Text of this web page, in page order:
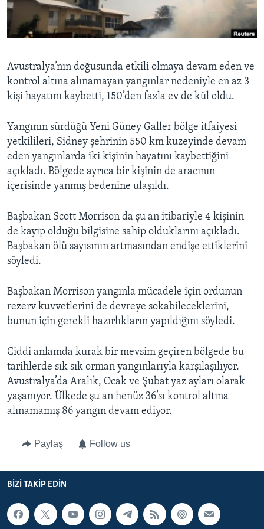
HAYATTAN
SANAT
BIZI TAKIP EDIN
Diller
Avustralya’nın doğusunda etkili olmaya devam eden ve
kontrol altına alınamayan yangınlar nedeniyle en az 3
kişi hayatını kaybetti, 150’den fazla ev de kül oldu.
Yangının sürdüğü Yeni Güney Galler bölge itfaiyesi
yetkilileri, Sidney şehrinin 550 km kuzeyinde devam
eden yangınlarda iki kişinin hayatını kaybettiğini
açıkladı. Bölgede ayrıca bir kişinin de aracının
içerisinde yanmış bedenine ulaşıldı.
Başbakan Scott Morrison da şu an itibariyle 4 kişinin
de kayıp olduğu bilgisine sahip olduklarını açıkladı.
Başbakan ölü sayısının artmasından endişe ettiklerini
söyledi.
Başbakan Morrison yangınla mücadele için ordunun
rezerv kuvvetlerini de devreye sokabileceklerini,
bunun için gerekli hazırlıkların yapıldığını söyledi.
Ciddi anlamda kurak bir mevsim geçiren bölgede bu
tarihlerde sık sık orman yangınlarıyla karşılaşılıyor.
Avustralya’da Aralık, Ocak ve Şubat yaz ayları olarak
yaşanıyor. Ülkede şu an henüz 36’sı kontrol altına
alınamamış 86 yangın devam ediyor.
Paylaş Follow us
BIZI TAKIP EDIN